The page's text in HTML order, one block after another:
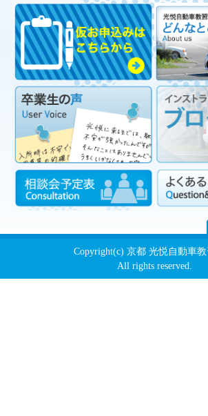
Copyright(c) 京都 光悦自動車
All rights reserved.